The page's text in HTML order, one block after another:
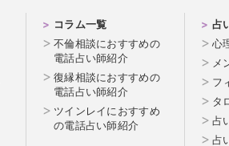
コラム一覧
不倫相談におすすめの
電話占い師紹介
復縁相談におすすめの
電話占い師紹介
ツインレイにおすすめ
の電話占い師紹介
占
心
メ
フ
タ
占
占